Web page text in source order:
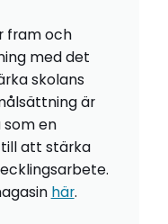
fram och
med det
skolans
är
en
att stärka
här.